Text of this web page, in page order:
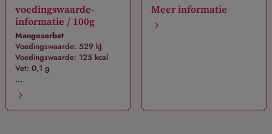
voedingswaarde-
informatie / 100g
Mangosorbet
Voedingswaarde: 529 kJ
Voedingswaarde: 125 kcal
Vet: 0,1 g
...
Meer informatie